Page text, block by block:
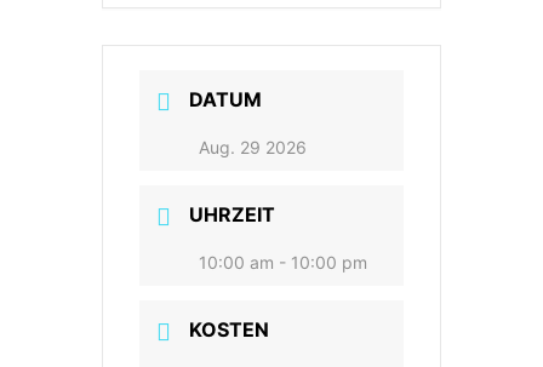
DATUM
Aug. 29 2026
UHRZEIT
10:00 am - 10:00 pm
KOSTEN